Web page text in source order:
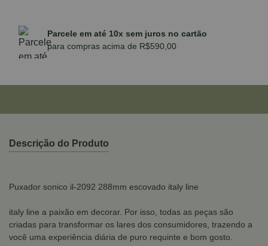
Parcele em até 10x sem juros no cartão
para compras acima de R$590,00
Descrição do Produto
Puxador sonico il-2092 288mm escovado italy line
italy line a paixão em decorar. Por isso, todas as peças são
criadas para transformar os lares dos consumidores, trazendo a
você uma experiência diária de puro requinte e bom gosto.